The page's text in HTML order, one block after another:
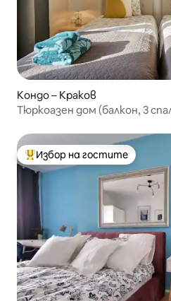
Кондо – Краков
Тюркоазен дом (балкон, 3
Най-популярен избор на
Избор на гостите